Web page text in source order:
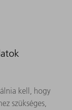
kell, hogy
szükséges,